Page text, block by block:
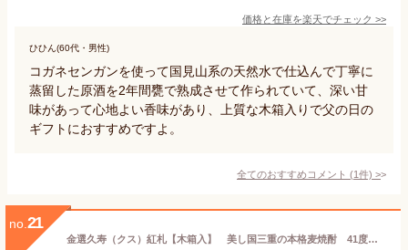
価格と在庫を楽天でチェック >>
ひひん(60代・男性)
コガネセンガンを使って国見山系の天然水で仕込んで丁寧に
蒸留した原酒を2年間甕で熟成させて作られていて、深い甘
味があって心地よい香味があり、上質な木箱入りで父の日の
ギフトにおすすめですよ。
全てのおすすめコメント (1件) >
no. 21
金選久寿（クス）紅札【木箱入】 美し国三重の本格麦焼酎 41度 父の日ギフト 酒 【楽ギフ_のし】送料無料お酒 敬老の日 ギフト お歳暮 誕生日